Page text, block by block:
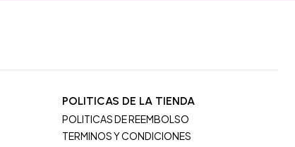
POLITICAS DE LA TIENDA
POLITICAS DE REEMBOLSO
TERMINOS Y CONDICIONES